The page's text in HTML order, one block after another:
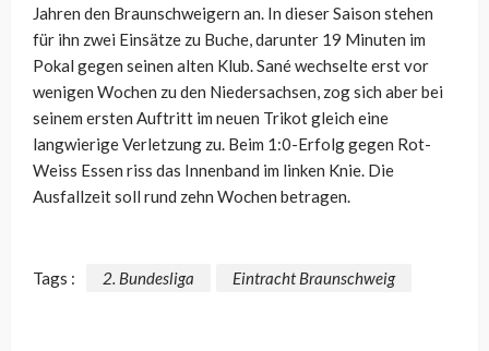
Jahren den Braunschweigern an. In dieser Saison stehen
für ihn zwei Einsätze zu Buche, darunter 19 Minuten im
Pokal gegen seinen alten Klub. Sané wechselte erst vor
wenigen Wochen zu den Niedersachsen, zog sich aber bei
seinem ersten Auftritt im neuen Trikot gleich eine
langwierige Verletzung zu. Beim 1:0-Erfolg gegen Rot-
Weiss Essen riss das Innenband im linken Knie. Die
Ausfallzeit soll rund zehn Wochen betragen.
Tags : 2. Bundesliga Eintracht Braunschweig